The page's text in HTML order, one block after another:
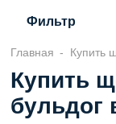
Фильтр
Главная Купить
Купить
бульдог